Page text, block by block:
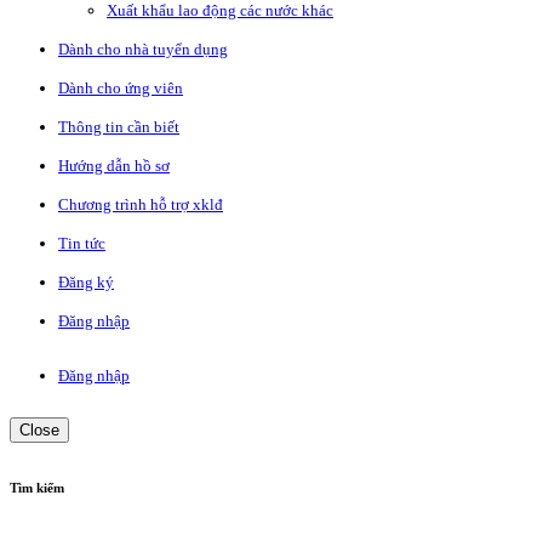
Xuất khẩu lao động các nước khác
Dành cho nhà tuyển dụng
Dành cho ứng viên
Thông tin cần biết
Hướng dẫn hồ sơ
Chương trình hỗ trợ xklđ
Tin tức
Đăng ký
Đăng nhập
Đăng nhập
Close
Tìm kiếm